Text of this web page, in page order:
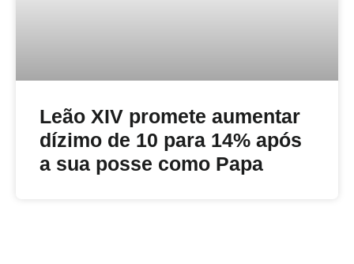
Leão XIV promete aumentar
dízimo de 10 para 14% após
a sua posse como Papa